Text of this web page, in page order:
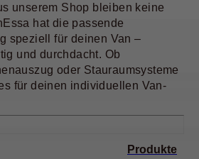
unserem Shop bleiben keine
hat die passende
speziell für deinen Van –
und durchdacht. Ob
oder Stauraumsysteme
für deinen individuellen Van-
Produkte